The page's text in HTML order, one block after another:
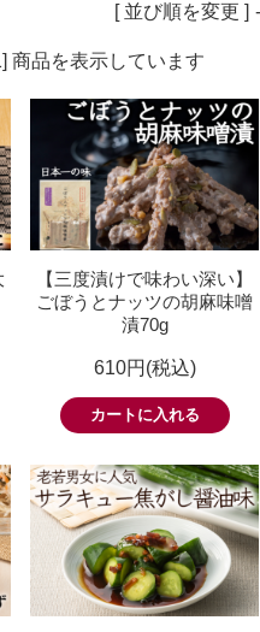
[ 並び順を変更 ]
商品を表示しています
【三度漬けで味わい深い】
ごぼうとナッツの胡麻味噌
漬70g
610円(税込)